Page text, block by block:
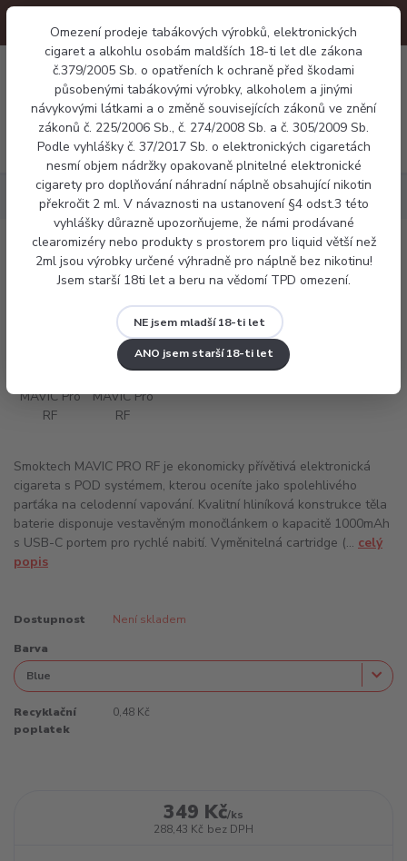
Omezení prodeje tabákových výrobků, elektronických
cigaret a alkohlu osobám maldších 18-ti let dle zákona
č.379/2005 Sb. o opatřeních k ochraně před škodami
působenými tabákovými výrobky, alkoholem a jinými
návykovými látkami a o změně souvisejících zákonů ve znění
zákonů č. 225/2006 Sb., č. 274/2008 Sb. a č. 305/2009 Sb.
Podle vyhlášky č. 37/2017 Sb. o elektronických cigaretách
nesmí objem nádržky opakovaně plnitelné elektronické
cigarety pro doplňování náhradní náplně obsahující nikotin
překročit 2 ml. V návaznosti na ustanovení §4 odst.3 této
vyhlášky důrazně upozorňujeme, že námi prodávané
clearomizéry nebo produkty s prostorem pro liquid větší než
2ml jsou výrobky určené výhradně pro náplně bez nikotinu!
Jsem starší 18ti let a beru na vědomí TPD omezení.
NE jsem mladší 18-ti let
ANO jsem starší 18-ti let
Menu
0 Kč
Elektronické cigarety Pod systémy Smoktech MAVIC Pro RF
Smoktech MAVIC Pro RF
Smoktech MAVIC PRO RF je ekonomicky přívětivá elektronická
cigareta s POD systémem, kterou oceníte jako spolehlivého
parťáka na celodenní vapování. Kvalitní hliníková konstrukce těla
baterie disponuje vestavěným monočlánkem o kapacitě 1000mAh
s USB-C portem pro rychlé nabití. Vyměnitelná cartridge (... celý
popis
Dostupnost Není skladem
Barva
Recyklační
poplatek
0,48 Kč
349 Kč/ks
288,43 Kč bez DPH